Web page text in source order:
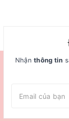
Nhậnthông tin